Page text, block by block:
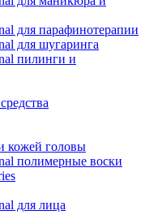
для парафинотерапии
для шугаринга
пилинги и
кожей головы
полимерные воски
для лица